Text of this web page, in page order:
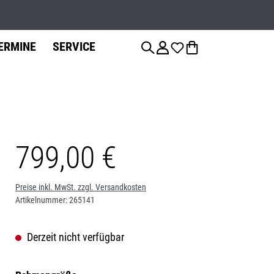
Fahrradteile
Sattelstützen
SERVICE
Fahrrad-
Montage
799,00 €
Preise inkl. MwSt. zzgl. Versandkosten
Artikelnummer:265141
Derzeit nicht verfügbar